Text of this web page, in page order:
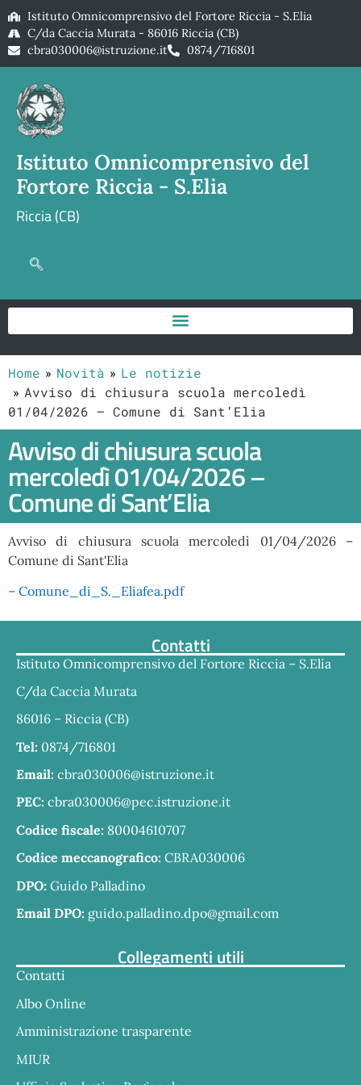
Istituto Omnicomprensivo del Fortore Riccia - S.Elia
C/da Caccia Murata - 86016 Riccia (CB)
cbra030006@istruzione.it
0874/716801
Istituto Omnicomprensivo del
Fortore Riccia - S.Elia
Riccia (CB)
Home Novità
Le notizie
Avviso di chiusura scuola mercoledì
01/04/2026 – Comune di Sant’Elia
Avviso di chiusura scuola
mercoledì 01/04/2026 –
Comune di Sant’Elia
Avviso di chiusura scuola mercoledì 01/04/2026 –
Comune di Sant'Elia
– Comune_di_S._Eliafea.pdf
Contatti
Istituto Omnicomprensivo del Fortore Riccia – S.Elia
C/da Caccia Murata
86016 – Riccia (CB)
Tel: 0874/716801
Email: cbra030006@istruzione.it
PEC: cbra030006@pec.istruzione.it
Codice fiscale: 80004610707
Codice meccanografico: CBRA030006
DPO: Guido Palladino
Email DPO: guido.palladino.dpo@gmail.com
Collegamenti utili
Contatti
Albo Online
Amministrazione trasparente
MIUR